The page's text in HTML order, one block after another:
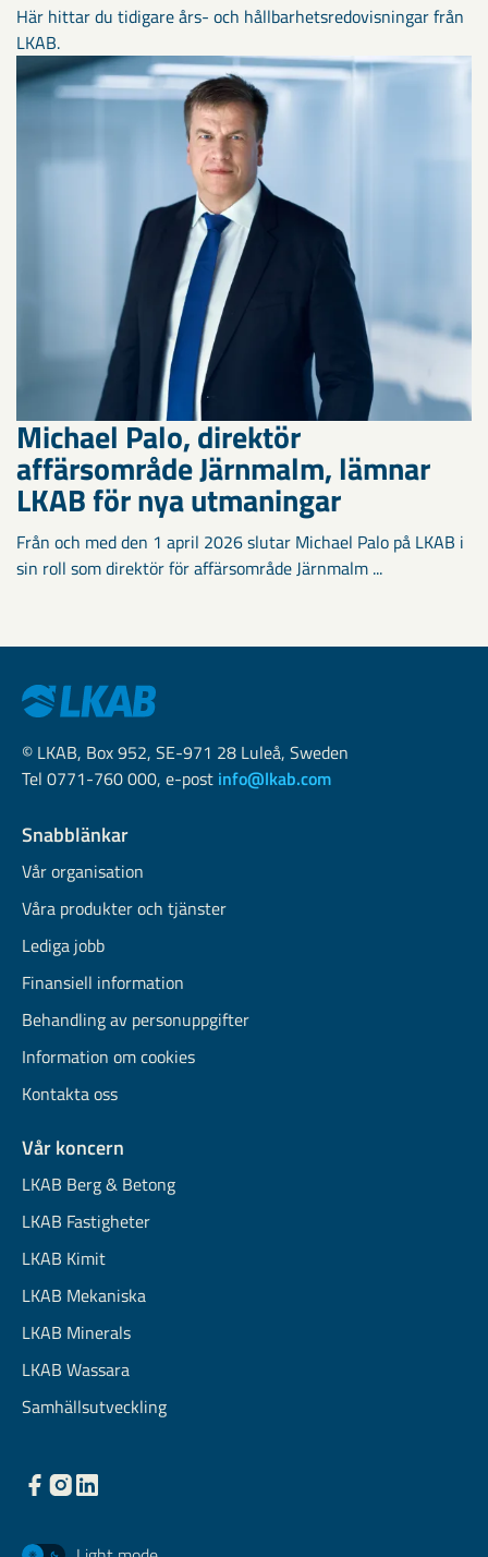
Här hittar du tidigare års- och hållbarhetsredovisningar från
LKAB.
Michael Palo, direktör
affärsområde Järnmalm, lämnar
LKAB för nya utmaningar
Från och med den 1 april 2026 slutar Michael Palo på LKAB i
sin roll som direktör för affärsområde Järnmalm ...
© LKAB, Box 952, SE-971 28 Luleå, Sweden
Tel 0771-760 000, e-post info@lkab.com
Snabblänkar
Vår organisation
Våra produkter och tjänster
Lediga jobb
Finansiell information
Behandling av personuppgifter
Information om cookies
Kontakta oss
Vår koncern
LKAB Berg & Betong
LKAB Fastigheter
LKAB Kimit
LKAB Mekaniska
LKAB Minerals
LKAB Wassara
Samhällsutveckling